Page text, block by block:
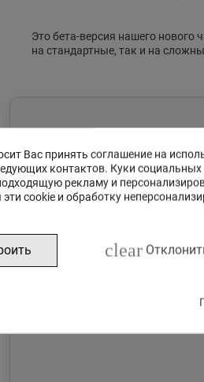
Вас принять соглашение на
контактов. Куки
рекламу и
cookie и обработку
clear
Это бета-версия нашего нового
на стандартные, так и на